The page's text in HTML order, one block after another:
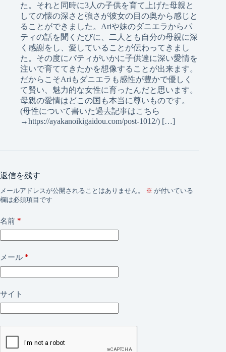
た。それと同時に3人の子供を育て上げた母親と
しての懐の深さと強さが彼女の目の奥から感じと
ることができました。Ariや妹のダニエラからパ
ティの話を聞くたびに、二人とも自分の母親に深
く感謝をし、愛していることが伝わってきまし
た。その度にパティがいかに子供達に深い愛情を
注いで育ててきたかを想像することが出来ます。
だからこそAriもダニエラも感性が豊かで優しく
て賢い、魅力的な女性に育ったんだと思います。
母親の愛情はどこの国も本当に尊いものです。
(母性について書いた過去記事はこちら
→https://ayakanoikigaidou.com/post-1012/) […]
返信を残す
メールアドレスが公開されることはありません。 ※ が付いている
欄は必須項目です
名前 *
メール *
サイト